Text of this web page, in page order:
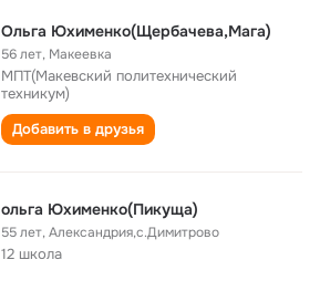
Ольга Юхименко(Щербачева,Мага)
56 лет, Макеевка
МПТ(Макевский политехнический
техникум)
Добавить в друзья
ольга Юхименко(Пикуща)
55 лет,Александрия,с.Димитрово
12 школа